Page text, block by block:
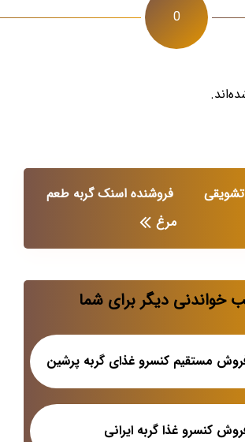
0
تشویقی
فروشنده اسنک گربه طعم
مرغ
خواندنی دیگر برای شما
مستقیم کنسرو غذای گربه پرشین
کنسرو غذا گربه ایرانی